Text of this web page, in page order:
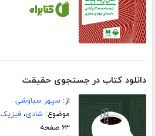
دانلود کتاب در جستجوی حقیقت
از:سپهر سیاوشی
موضوع:شادی،فیزیک
۶۳ صفحه